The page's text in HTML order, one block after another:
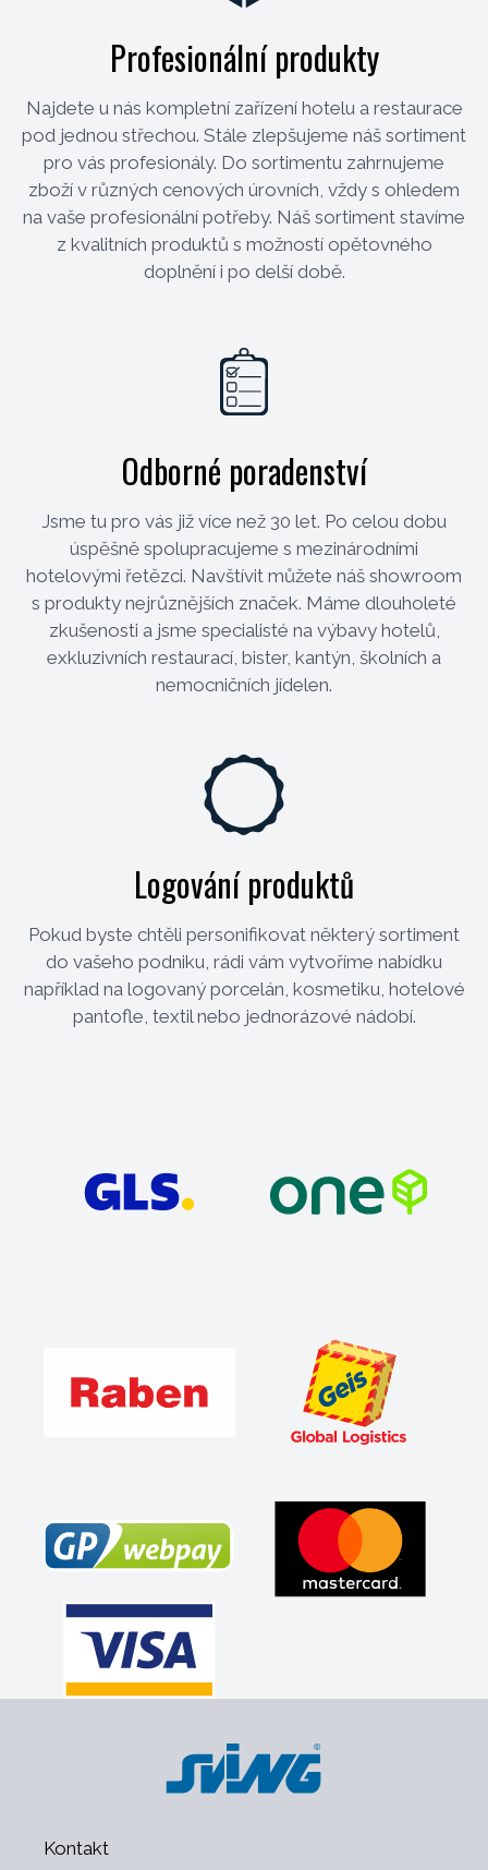
Profesionální produkty
Najdete u nás kompletní zařízení hotelu a restaurace
pod jednou střechou. Stále zlepšujeme náš sortiment
pro vás profesionály. Do sortimentu zahrnujeme
zboží v různých cenových úrovních, vždy s ohledem
na vaše profesionální potřeby. Náš sortiment stavíme
z kvalitních produktů s možností opětovného
doplnění i po delší době.
Odborné poradenství
Jsme tu pro vás již více než 30 let. Po celou dobu
úspěšně spolupracujeme s mezinárodními
hotelovými řetězci. Navštívit můžete náš showroom
s produkty nejrůznějších značek. Máme dlouholeté
zkušenosti a jsme specialisté na výbavy hotelů,
exkluzivních restaurací, bister, kantýn, školních a
nemocničních jídelen.
Logování produktů
Pokud byste chtěli personifikovat některý sortiment
do vašeho podniku, rádi vám vytvoříme nabídku
například na logovaný porcelán, kosmetiku, hotelové
pantofle, textil nebo jednorázové nádobí.
Kontakt